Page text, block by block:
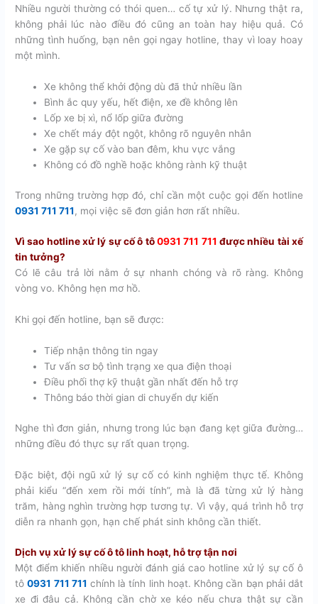
Nhiều người thường có thói quen… cố tự xử lý. Nhưng thật ra,
không phải lúc nào điều đó cũng an toàn hay hiệu quả. Có
những tình huống, bạn nên gọi ngay hotline, thay vì loay hoay
một mình.
Xe không thể khởi động dù đã thử nhiều lần
Bình ắc quy yếu, hết điện, xe đề không lên
Lốp xe bị xì, nổ lốp giữa đường
Xe chết máy đột ngột, không rõ nguyên nhân
Xe gặp sự cố vào ban đêm, khu vực vắng
Không có đồ nghề hoặc không rành kỹ thuật
Trong những trường hợp đó, chỉ cần một cuộc gọi đến hotline
0931 711 711, mọi việc sẽ đơn giản hơn rất nhiều.
Vì sao hotline xử lý sự cố ô tô0931 711 711 được nhiều tài xế
tin tưởng?
Có lẽ câu trả lời nằm ở sự nhanh chóng và rõ ràng. Không
vòng vo. Không hẹn mơ hồ.
Khi gọi đến hotline, bạn sẽ được:
Tiếp nhận thông tin ngay
Tư vấn sơ bộ tình trạng xe qua điện thoại
Điều phối thợ kỹ thuật gần nhất đến hỗ trợ
Thông báo thời gian di chuyển dự kiến
Nghe thì đơn giản, nhưng trong lúc bạn đang kẹt giữa đường…
những điều đó thực sự rất quan trọng.
Đặc biệt, đội ngũ xử lý sự cố có kinh nghiệm thực tế. Không
phải kiểu “đến xem rồi mới tính”, mà là đã từng xử lý hàng
trăm, hàng nghìn trường hợp tương tự. Vì vậy, quá trình hỗ trợ
diễn ra nhanh gọn, hạn chế phát sinh không cần thiết.
Dịch vụ xử lý sự cố ô tô linh hoạt, hỗ trợ tận nơi
Một điểm khiến nhiều người đánh giá cao hotline xử lý sự cố ô
tô0931 711 711 chính là tính linh hoạt. Không cần bạn phải dắt
xe đi đâu cả. Không cần chờ xe kéo nếu chưa thật sự cần